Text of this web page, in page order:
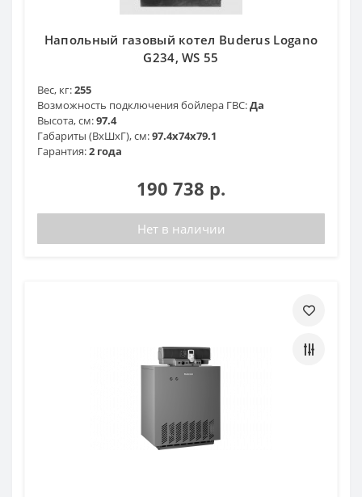
Напольный газовый котел Buderus Logano
G234, WS 55
Вес, кг:255
Возможность подключения бойлера ГВС:Да
Высота, см:97.4
Габариты (ВхШхГ), см:97.4х74х79.1
Гарантия:2 года
190 738 р.
Нет в наличии